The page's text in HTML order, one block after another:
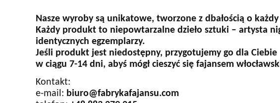
Nasze wyroby są unikatowe, tworzone z dbałością o
Każdy produkt to niepowtarzalne dzieło sztuki – artysta
identycznych egzemplarzy.
Jeśli produkt jest niedostępny, przygotujemy go dla Ciebie
w ciągu 7-14 dni, abyś mógł cieszyć się fajansem
Kontakt:
e-mail: biuro@fabrykafajansu.com